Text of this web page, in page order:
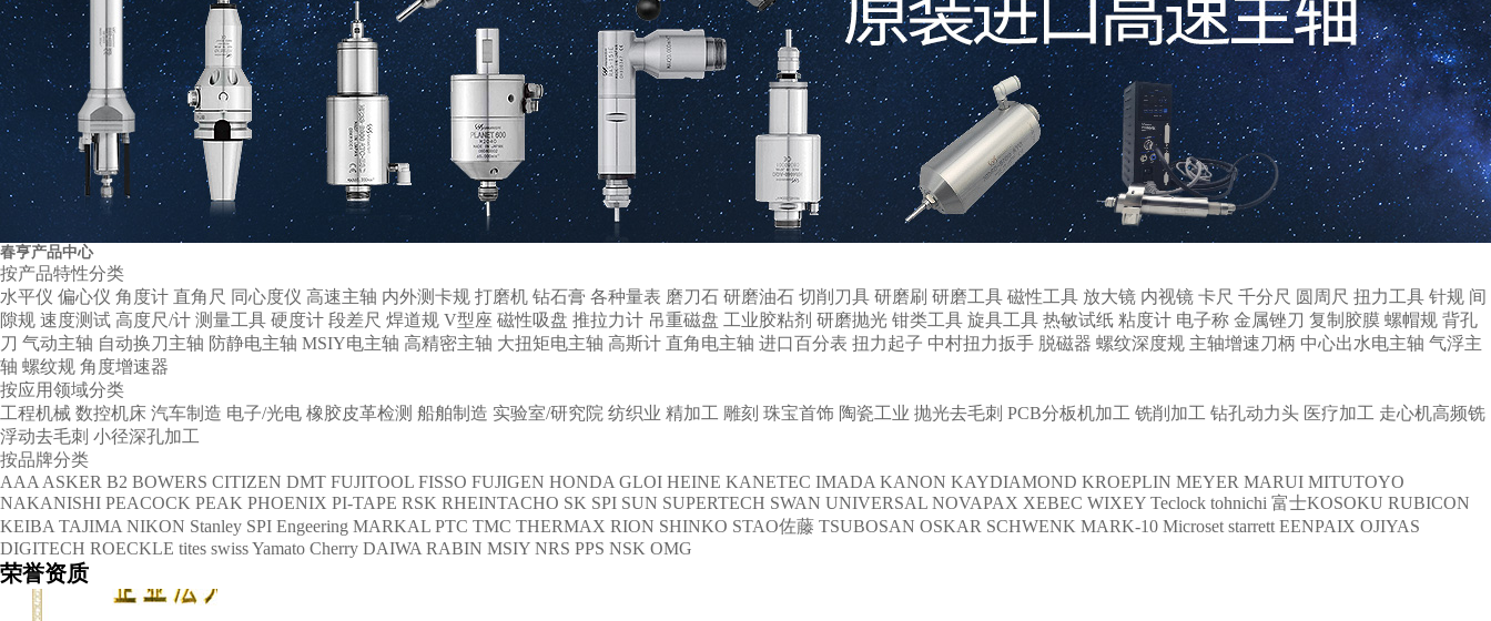
春亨产品中心
按产品特性分类
水平仪 偏心仪 角度计 直角尺 同心度仪 高速主轴 内外测卡规 打磨机 钻石膏 各种量表 磨刀石 研磨油石 切削刀具 研磨刷 研磨工具 磁性工具 放大镜 内视镜 卡尺 千分尺 圆周尺 扭力工具 针规 间
隙规 速度测试 高度尺/计 测量工具 硬度计 段差尺 焊道规 V型座 磁性吸盘 推拉力计 吊重磁盘 工业胶粘剂 研磨抛光 钳类工具 旋具工具 热敏试纸 粘度计 电子称 金属锉刀 复制胶膜 螺帽规 背孔
刀 气动主轴 自动换刀主轴 防静电主轴 MSIY电主轴 高精密主轴 大扭矩电主轴 高斯计 直角电主轴 进口百分表 扭力起子 中村扭力扳手 脱磁器 螺纹深度规 主轴增速刀柄 中心出水电主轴 气浮主
轴 螺纹规 角度增速器
按应用领域分类
工程机械 数控机床 汽车制造 电子/光电 橡胶皮革检测 船舶制造 实验室/研究院 纺织业 精加工 雕刻 珠宝首饰 陶瓷工业 抛光去毛刺 PCB分板机加工 铣削加工 钻孔动力头 医疗加工 走心机高频铣
浮动去毛刺 小径深孔加工
按品牌分类
AAA ASKER B2 BOWERS CITIZEN DMT FUJITOOL FISSO FUJIGEN HONDA GLOI HEINE KANETEC IMADA KANON KAYDIAMOND KROEPLIN MEYER MARUI MITUTOYO
NAKANISHI PEACOCK PEAK PHOENIX PI-TAPE RSK RHEINTACHO SK SPI SUN SUPERTECH SWAN UNIVERSAL NOVAPAX XEBEC WIXEY Teclock tohnichi 富士KOSOKU RUBICON
KEIBA TAJIMA NIKON Stanley SPI Engeering MARKAL PTC TMC THERMAX RION SHINKO STAO佐藤 TSUBOSAN OSKAR SCHWENK MARK-10 Microset starrett EENPAIX OJIYAS
DIGITECH ROECKLE tites swissYamato Cherry DAIWA RABIN MSIY NRS PPS NSK OMG
荣誉资质
营业执照